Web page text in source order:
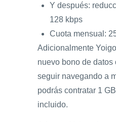
Y después:
128 kbps
Cuota mensual:
Adicionalmente
nuevo bono de datos
seguir navegando a
podrás contratar 1
incluido.